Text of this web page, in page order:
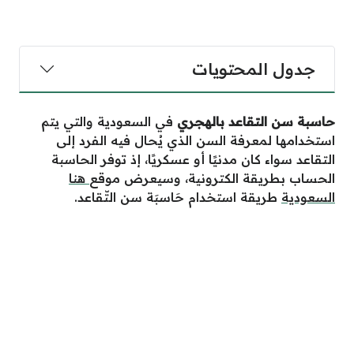
جدول المحتويات
حاسبة سن التقاعد بالهجري في السعودية والتي يتم
استخدامها لمعرفة السن الذي يُحال فيه الفرد إلى
التقاعد سواء كان مدنيًا أو عسكريًا، إذ توفر الحاسبة
الحساب بطريقة الكترونية، وسيعرض موقع هنا
السعودية طريقة استخدام حَاسبَة سن التّقاعد.